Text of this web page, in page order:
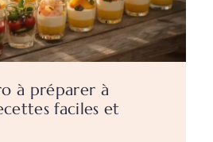
à préparer à
faciles et